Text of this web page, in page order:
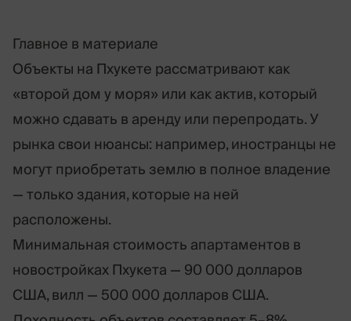
Главное в материале
Объекты на Пхукете рассматривают как
«второй дом у моря» или как актив, который
можно сдавать в аренду или перепродать. У
рынка свои нюансы: например, иностранцы не
могут приобретать землю в полное владение
— только здания, которые на ней
расположены.
Минимальная стоимость апартаментов в
новостройках Пхукета — 90 000 долларов
США, вилл — 500 000 долларов США.